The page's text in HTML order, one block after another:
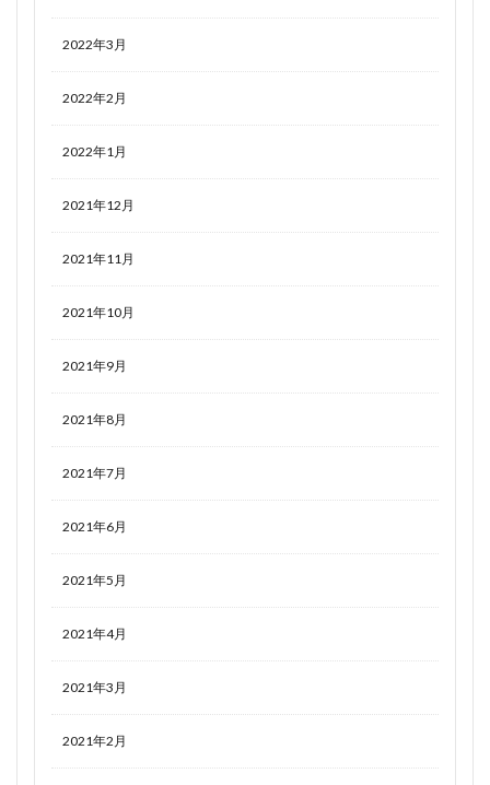
2022年3月
2022年2月
2022年1月
2021年12月
2021年11月
2021年10月
2021年9月
2021年8月
2021年7月
2021年6月
2021年5月
2021年4月
2021年3月
2021年2月